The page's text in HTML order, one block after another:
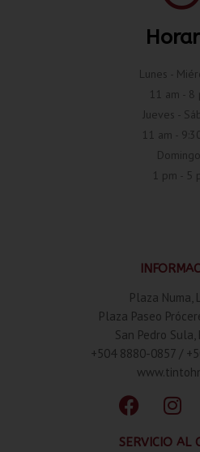
Lunes -
11 am - 8
Jueves -
11 am -
1 pm - 5
Plaza Numa,
Plaza Paseo
San Pedro Sula,
+504 8880-0857 /
SERVICIO AL